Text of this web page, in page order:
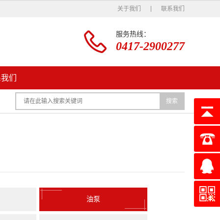
关于我们 联系我们
服务热线：
0417-2900277
们
搜索
油泵